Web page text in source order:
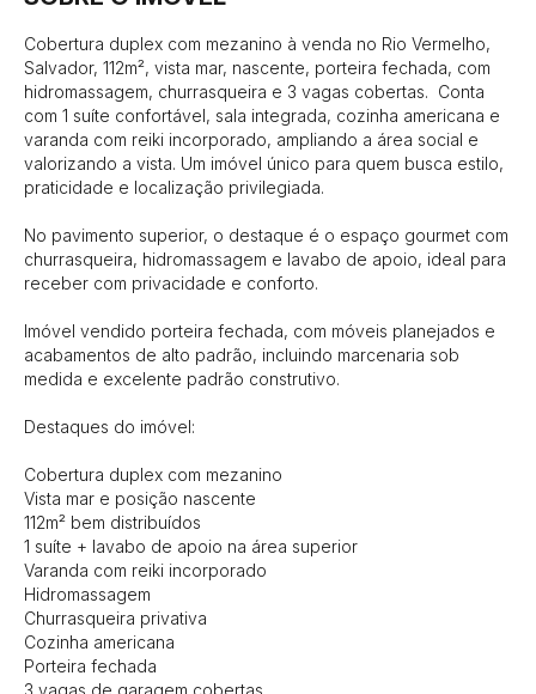
Cobertura duplex com mezanino à venda no Rio Vermelho,
Salvador, 112m², vista mar, nascente, porteira fechada, com
hidromassagem, churrasqueira e 3 vagas cobertas.  Conta
com 1 suíte confortável, sala integrada, cozinha americana e
varanda com reiki incorporado, ampliando a área social e
valorizando a vista. Um imóvel único para quem busca estilo,
praticidade e localização privilegiada.
No pavimento superior, o destaque é o espaço gourmet com
churrasqueira, hidromassagem e lavabo de apoio, ideal para
receber com privacidade e conforto.
Imóvel vendido porteira fechada, com móveis planejados e
acabamentos de alto padrão, incluindo marcenaria sob
medida e excelente padrão construtivo.
Destaques do imóvel:
Cobertura duplex com mezanino
Vista mar e posição nascente
112m² bem distribuídos
1 suíte + lavabo de apoio na área superior
Varanda com reiki incorporado
Hidromassagem
Churrasqueira privativa
Cozinha americana
Porteira fechada
3 vagas de garagem cobertas